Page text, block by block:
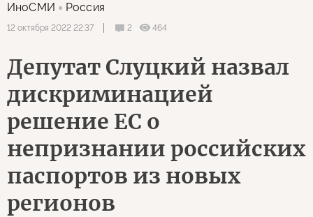
ИноСМИ Россия
12 октября 2022 22:37 2 464
Депутат Слуцкий назвал
дискриминацией
решение ЕС о
непризнании российских
паспортов из новых
регионов